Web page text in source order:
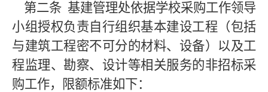
第二条 基建管理处依据学校采购工作领导
小组授权负责自行组织基本建设工程（包括
与建筑工程密不可分的材料、设备）以及工
程监理、勘察、设计等相关服务的非招标采
购工作，限额标准如下：